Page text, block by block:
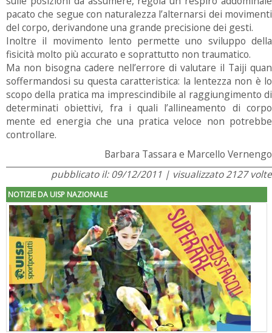
pacato che segue con naturalezza l’alternarsi dei movimenti
del corpo, derivandone una grande precisione dei gesti.
Inoltre il movimento lento permette uno sviluppo della
fisicità molto più accurato e soprattutto non traumatico.
Ma non bisogna cadere nell’errore di valutare il Taiji quan
soffermandosi su questa caratteristica: la lentezza non è lo
scopo della pratica ma imprescindibile al raggiungimento di
determinati obiettivi, fra i quali l’allineamento di corpo
mente ed energia che una pratica veloce non potrebbe
controllare.
Barbara Tassara e Marcello Vernengo
pubblicato il: 09/12/2011 | visualizzato 2127 volte
NOTIZIE DA UISP NAZIONALE